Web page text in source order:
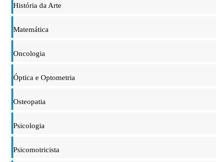
História da Arte
Matemática
Oncologia
Óptica e Optometria
Osteopatia
Psicologia
Psicomotricista